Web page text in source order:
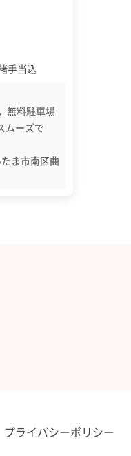
手当込
無料駐車場
ムーズで
ま市南区曲
プライバシーポリシー